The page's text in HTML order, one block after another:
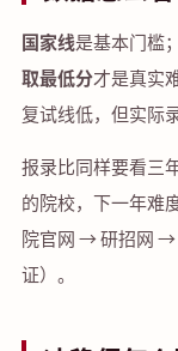
国家线是基本门槛；
取最低分才是真实
复试线低，但实际
报录比同样要看三
的院校，下一年难
院官网 → 研招网 →
证）。